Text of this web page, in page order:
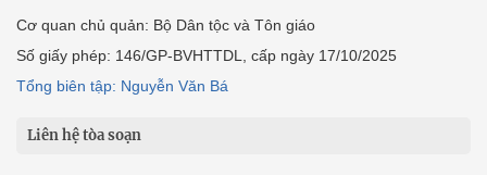
Cơ quan chủ quản: Bộ Dân tộc và Tôn giáo
Số giấy phép: 146/GP-BVHTTDL, cấp ngày 17/10/2025
Tổng biên tập: Nguyễn Văn Bá
Liên hệ tòa soạn